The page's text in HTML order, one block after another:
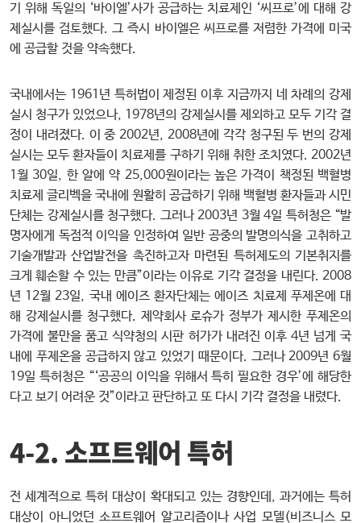
기 위해 독일의 ‘바이엘’사가 공급하는 치료제인 ‘씨프로’에 대해 강
제실시를 검토했다. 그 즉시 바이엘은 씨프로를 저렴한 가격에 미국
에 공급할 것을 약속했다.
국내에서는 1961년 특허법이 제정된 이후 지금까지 네 차례의 강제
실시 청구가 있었으나, 1978년의 강제실시를 제외하고 모두 기각 결
정이 내려졌다. 이 중 2002년, 2008년에 각각 청구된 두 번의 강제
실시는 모두 환자들이 치료제를 구하기 위해 취한 조치였다. 2002년
1월 30일, 한 알에 약 25,000원이라는 높은 가격이 책정된 백혈병
치료제 글리벡을 국내에 원활히 공급하기 위해 백혈병 환자들과 시민
단체는 강제실시를 청구했다. 그러나 2003년 3월 4일 특허청은 “발
명자에게 독점적 이익을 인정하여 일반 공중의 발명의식을 고취하고
기술개발과 산업발전을 촉진하고자 마련된 특허제도의 기본취지를
크게 훼손할 수 있는 만큼”이라는 이유로 기각 결정을 내린다. 2008
년 12월 23일, 국내 에이즈 환자단체는 에이즈 치료제 푸제온에 대
해 강제실시를 청구했다. 제약회사 로슈가 정부가 제시한 푸제온의
가격에 불만을 품고 식약청의 시판 허가가 내려진 이후 4년 넘게 국
내에 푸제온을 공급하지 않고 있었기 때문이다. 그러나 2009년 6월
19일 특허청은 “‘공공의 이익을 위해서 특히 필요한 경우’에 해당한
다고 보기 어려운 것”이라고 판단하고 또 다시 기각 결정을 내렸다.
4-2. 소프트웨어 특허
전 세계적으로 특허 대상이 확대되고 있는 경향인데, 과거에는 특허
대상이 아니었던 소프트웨어 알고리즘이나 사업 모델(비즈니스 모